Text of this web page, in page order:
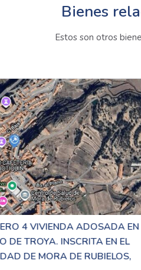
Bienes
Estos son otros
EN
EL
EN CONSTRUCCIÓN
LA CALLE SUBIDA
REGISTRO DE LA